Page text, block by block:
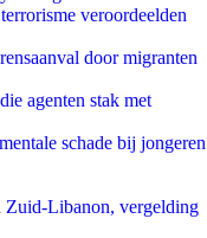
veroordeelden
door migranten
agenten stak met
schade bij jongeren
Zuid-Libanon, vergelding